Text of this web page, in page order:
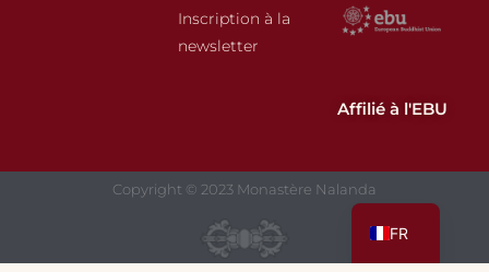
Inscription à la
newsletter
Affilié à l'EBU
Copyright © 2023 Monastère Nalanda
FR